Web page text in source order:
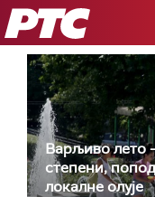
РТС
Варљиво лето
степени,
локалне олује